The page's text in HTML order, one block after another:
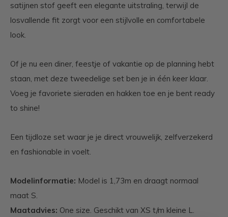
satijnen stof geeft een elegante uitstraling, terwijl de
losvallende fit zorgt voor een stijlvolle en comfortabele
look.
Of je nu een diner, feestje of vakantie op de planning hebt
staan, met deze tweedelige set ben je in één keer klaar.
Voeg je favoriete sieraden en hakken toe en je bent ready
to shine!
Een tijdloze set waar je je direct vrouwelijk, zelfverzekerd
en fashionable in voelt.
Modelinformatie: Model is 1,73m en draagt normaal
maat S.
Maatadvies: One size. Geschikt van XS t/m kleine L.